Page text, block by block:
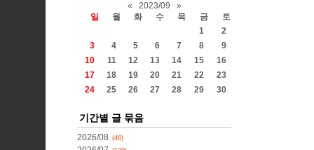
« 2023/09
»
일
월 화 수 목 금
토
1
2
3
4 5 6 7 8
9
10
11 12 13 14 15
16
17
18 19 20 21 22
23
24
25 26 27 28 29 30
기간별 글 묶음
2026/08 (46)